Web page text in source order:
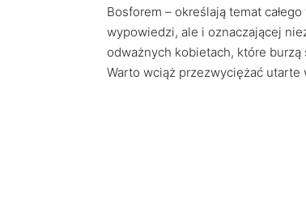
Bosforem – określają temat
wypowiedzi, ale i oznaczającej
odważnych kobietach, które burzą
Warto wciąż przezwyciężać utarte